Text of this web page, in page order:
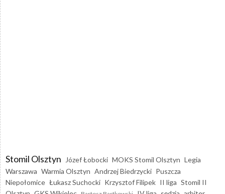
Stomil Olsztyn Józef Łobocki MOKS Stomil Olsztyn Legia
Warszawa Warmia Olsztyn Andrzej Biedrzycki Puszcza
Niepołomice Łukasz Suchocki Krzysztof Filipek II liga Stomil II